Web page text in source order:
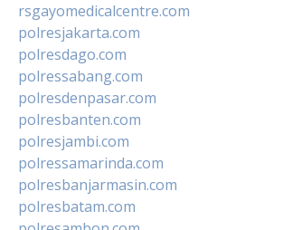
rsgayomedicalcentre.com
polresjakarta.com
polresdago.com
polressabang.com
polresdenpasar.com
polresbanten.com
polresjambi.com
polressamarinda.com
polresbanjarmasin.com
polresbatam.com